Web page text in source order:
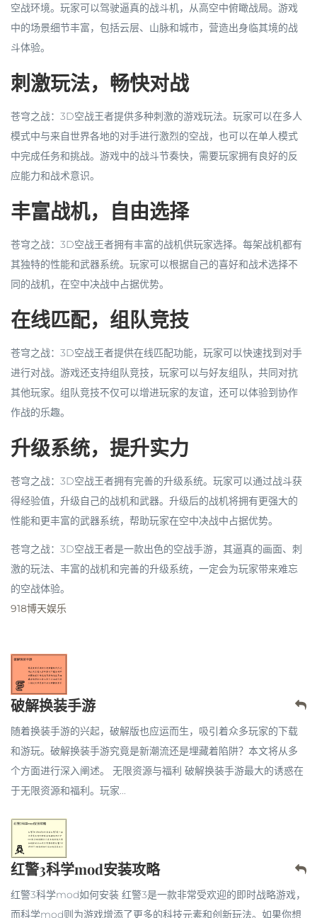
空战环境。玩家可以驾驶逼真的战斗机，从高空中俯瞰战局。游戏
中的场景细节丰富，包括云层、山脉和城市，营造出身临其境的战
斗体验。
刺激玩法，畅快对战
苍穹之战：3D空战王者提供多种刺激的游戏玩法。玩家可以在多人
模式中与来自世界各地的对手进行激烈的空战，也可以在单人模式
中完成任务和挑战。游戏中的战斗节奏快，需要玩家拥有良好的反
应能力和战术意识。
丰富战机，自由选择
苍穹之战：3D空战王者拥有丰富的战机供玩家选择。每架战机都有
其独特的性能和武器系统。玩家可以根据自己的喜好和战术选择不
同的战机，在空中决战中占据优势。
在线匹配，组队竞技
苍穹之战：3D空战王者提供在线匹配功能，玩家可以快速找到对手
进行对战。游戏还支持组队竞技，玩家可以与好友组队，共同对抗
其他玩家。组队竞技不仅可以增进玩家的友谊，还可以体验到协作
作战的乐趣。
升级系统，提升实力
苍穹之战：3D空战王者拥有完善的升级系统。玩家可以通过战斗获
得经验值，升级自己的战机和武器。升级后的战机将拥有更强大的
性能和更丰富的武器系统，帮助玩家在空中决战中占据优势。
苍穹之战：3D空战王者是一款出色的空战手游，其逼真的画面、刺
激的玩法、丰富的战机和完善的升级系统，一定会为玩家带来难忘
的空战体验。
918博天娱乐
破解换装手游
随着换装手游的兴起，破解版也应运而生，吸引着众多玩家的下载
和游玩。破解换装手游究竟是新潮流还是埋藏着陷阱？本文将从多
个方面进行深入阐述。 无限资源与福利 破解换装手游最大的诱惑在
于无限资源和福利。玩家...
红警3科学mod安装攻略
红警3科学mod如何安装 红警3是一款非常受欢迎的即时战略游戏，
而科学mod则为游戏增添了更多的科技元素和创新玩法。如果你想